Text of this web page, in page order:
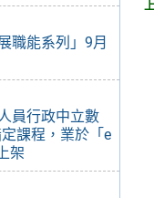
職能系列」9月
員行政中立數
課程，業於「e
架